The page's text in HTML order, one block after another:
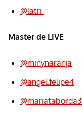
@latri
Master de LIVE
@minynaranja
@angel.felipe4